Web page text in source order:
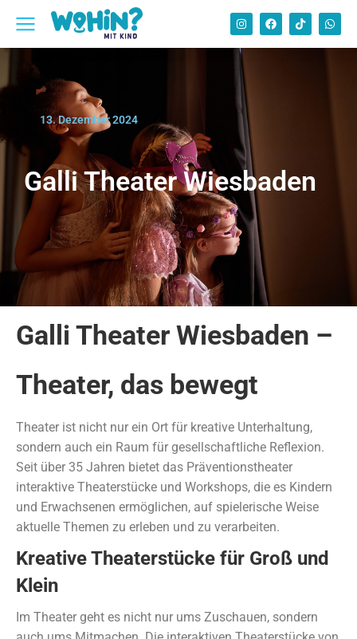
13. Dezember 2024
Galli Theater Wiesbaden
Galli Theater Wiesbaden –
Theater, das bewegt
Theater ist nicht nur ein Ort für kreative Unterhaltung,
sondern auch ein Raum für gesellschaftliche Reflexion.
Seit über 35 Jahren bietet das Präventionstheater
interaktive Theaterstücke und Workshops, die es Kindern
und Erwachsenen ermöglichen, auf spielerische Weise
aktuelle Themen zu erleben und zu verarbeiten.
Kreative Theaterstücke für Groß und
Klein
Im Theater geht es nicht nur ums Zuschauen, sondern